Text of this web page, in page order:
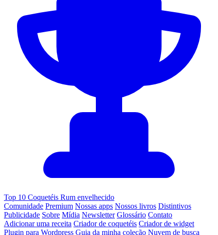
Top 10 Coquetéis Rum envelhecido
Comunidade Premium Nossas apps Nossos livros Distintivos
Publicidade Sobre Mídia Newsletter Glossário Contato
Adicionar uma receita Criador de coquetéis Criador de widget
Plugin para Wordpress Guia da minha coleção Nuvem de busca